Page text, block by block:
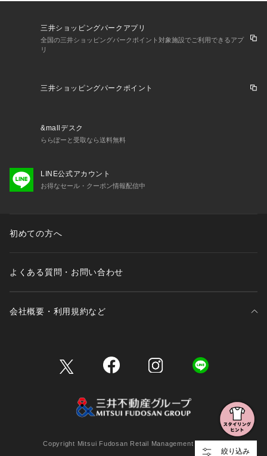
絞り込み
三井ショッピングパークアプリ
全国の三井ショッピングパークポイント対象施設でご利用できるアプ
リ
三井ショッピングパークポイント
&mallデスク
ららぽーと受取なら送料無料
LINE公式アカウント
お得なセール・クーポン情報配信中
初めての方へ
よくある質問・お問い合わせ
会社概要・利用規約など
Copyright Mitsui Fudosan Retail Management Co., Ltd.